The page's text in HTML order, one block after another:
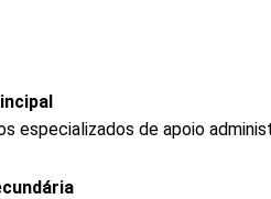
especializados de apoio